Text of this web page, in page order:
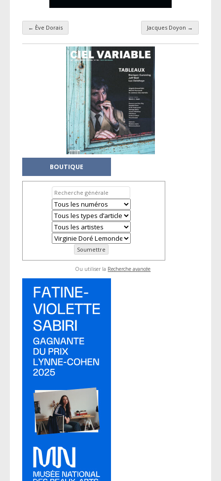
Navigation par taxonomie
← Ève Dorais Jacques Doyon →
BOUTIQUE
Ou utiliser la Recherche avancée